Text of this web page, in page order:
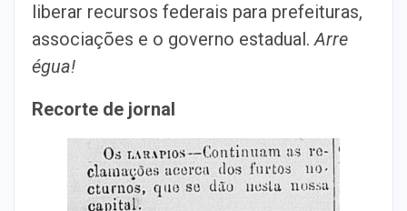
liberar recursos federais para prefeituras,
associações e o governo estadual.Arre
égua!
Recorte de jornal